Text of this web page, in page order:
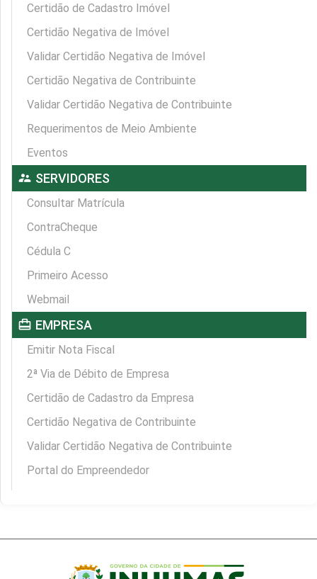
Certidão de Cadastro Imóvel
Certidão Negativa de Imóvel
Validar Certidão Negativa de Imóvel
Certidão Negativa de Contribuinte
Validar Certidão Negativa de Contribuinte
Requerimentos de Meio Ambiente
Eventos
supervisor_account SERVIDORES
Consultar Matrícula
ContraCheque
Cédula C
Primeiro Acesso
Webmail
card_travel EMPRESA
Emitir Nota Fiscal
2ª Via de Débito de Empresa
Certidão de Cadastro da Empresa
Certidão Negativa de Contribuinte
Validar Certidão Negativa de Contribuinte
Portal do Empreendedor